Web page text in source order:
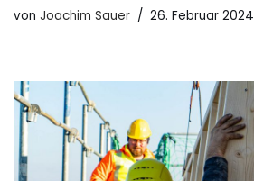
von Joachim Sauer 26. Februar 2024